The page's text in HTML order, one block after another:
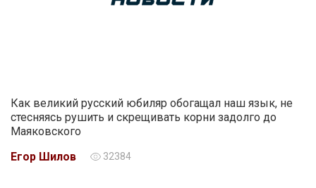
Как великий русский юбиляр обогащал наш язык, не
стесняясь рушить и скрещивать корни задолго до
Маяковского
Егор Шилов
32384